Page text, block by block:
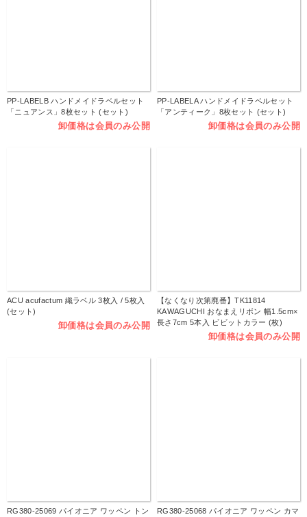
PP-LABELB ハンドメイドラベルセット
「ニュアンス」8枚セット (セット)
卸価格は会員のみ公開
PP-LABELA ハンドメイドラベルセット
「アンティーク」8枚セット (セット)
卸価格は会員のみ公開
ACU acufactum 織ラベル 3枚入 / 5枚入
(セット)
卸価格は会員のみ公開
【なくなり次第廃番】TK11814
KAWAGUCHI おなまえリボン 幅1.5cm×
長さ7cm 5本入 ビビットカラー (枚)
卸価格は会員のみ公開
RG380-25069 パイオニア ワッペン トン
RG380-25068 パイオニア ワッペン カマ